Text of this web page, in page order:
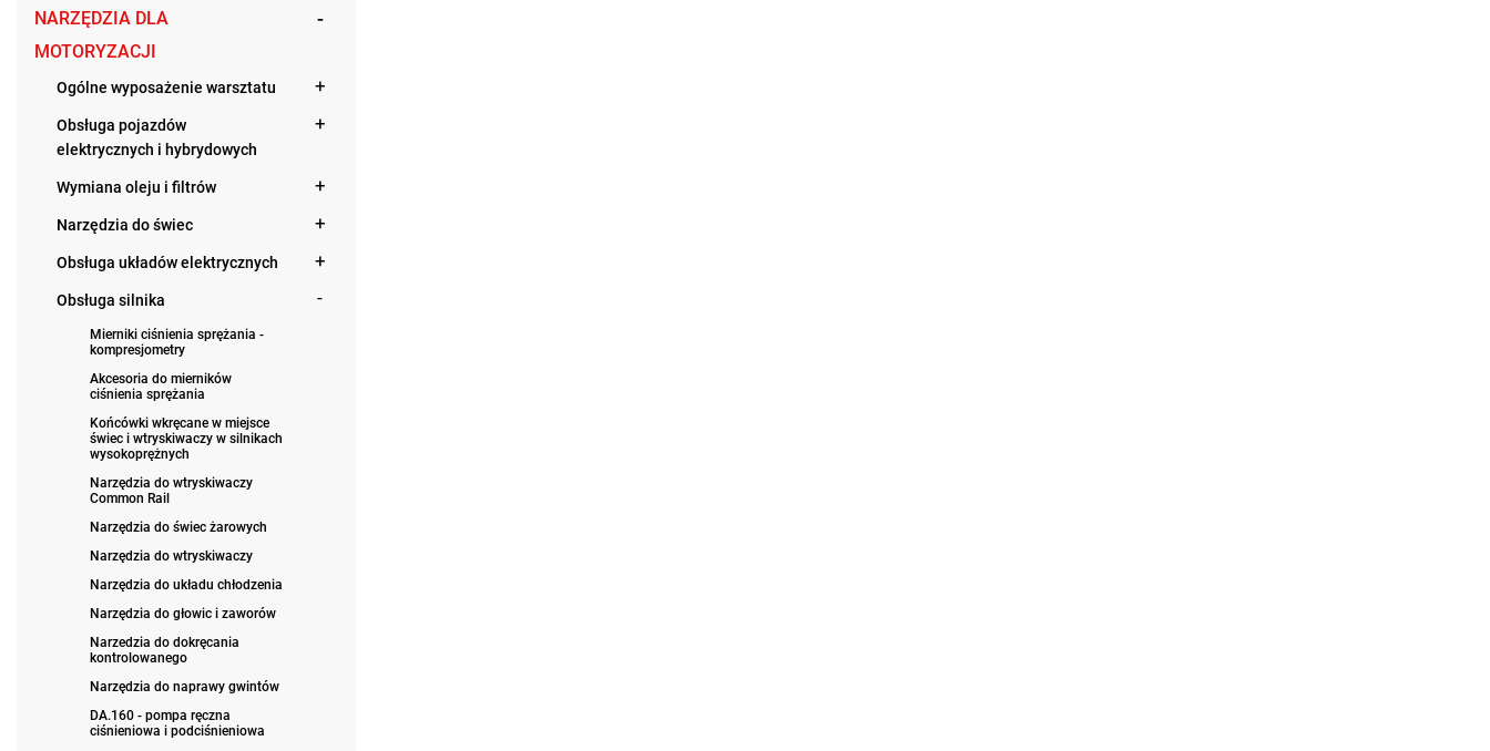
NARZĘDZIA DLA
MOTORYZACJI
Ogólne wyposażenie warsztatu
Obsługa pojazdów
elektrycznych i hybrydowych
Wymiana oleju i filtrów
Narzędzia do świec
Obsługa układów elektrycznych
Obsługa silnika
Mierniki ciśnienia sprężania -
kompresjometry
Akcesoria do mierników
ciśnienia sprężania
Końcówki wkręcane w miejsce
świec i wtryskiwaczy w silnikach
wysokoprężnych
Narzędzia do wtryskiwaczy
Common Rail
Narzędzia do świec żarowych
Narzędzia do wtryskiwaczy
Narzędzia do układu chłodzenia
Narzędzia do głowic i zaworów
Narzedzia do dokręcania
kontrolowanego
Narzędzia do naprawy gwintów
DA.160 - pompa ręczna
ciśnieniowa i podciśnieniowa